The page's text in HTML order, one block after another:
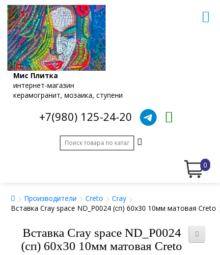
Мис Плитка
интернет-магазин
керамогранит, мозаика, ступени
+7(980) 125-24-20
0
Производители Creto
Cray
Вставка Cray space ND_P0024 (сп) 60x30 10мм матовая Creto
Вставка Cray space ND_P0024
(сп) 60x30 10мм матовая Creto